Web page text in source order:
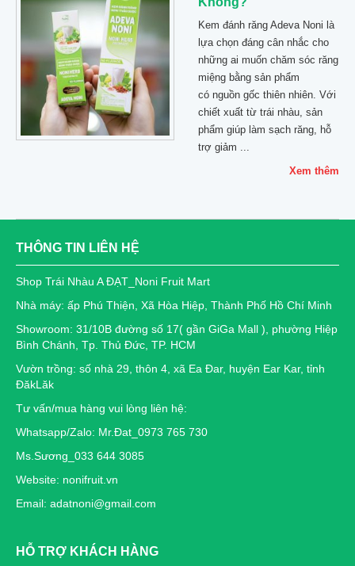
Kem đánh răng Adeva Noni là
lựa chọn đáng cân nhắc cho
những ai muốn chăm sóc răng
miệng bằng sản phẩm
có nguồn gốc thiên nhiên. Với
chiết xuất từ trái nhàu, sản
phẩm giúp làm sạch răng, hỗ
trợ giảm ...
Xem thêm
THÔNG TIN LIÊN HỆ
Shop Trái Nhàu A ĐẠT_Noni Fruit Mart
Nhà máy: ấp Phú Thiện, Xã Hòa Hiệp, Thành Phố Hồ Chí Minh
Showroom: 31/10B đường số 17( gần GiGa Mall ), phường Hiệp
Bình Chánh, Tp. Thủ Đức, TP. HCM
Vườn trồng: số nhà 29, thôn 4, xã Ea Đar, huyện Ear Kar, tỉnh
ĐăkLăk
Tư vấn/mua hàng vui lòng liên hệ:
Whatsapp/Zalo: Mr.Đat_0973 765 730
Ms.Sương_033 644 3085
Website: nonifruit.vn
Email: adatnoni@gmail.com
HỖ TRỢ KHÁCH HÀNG